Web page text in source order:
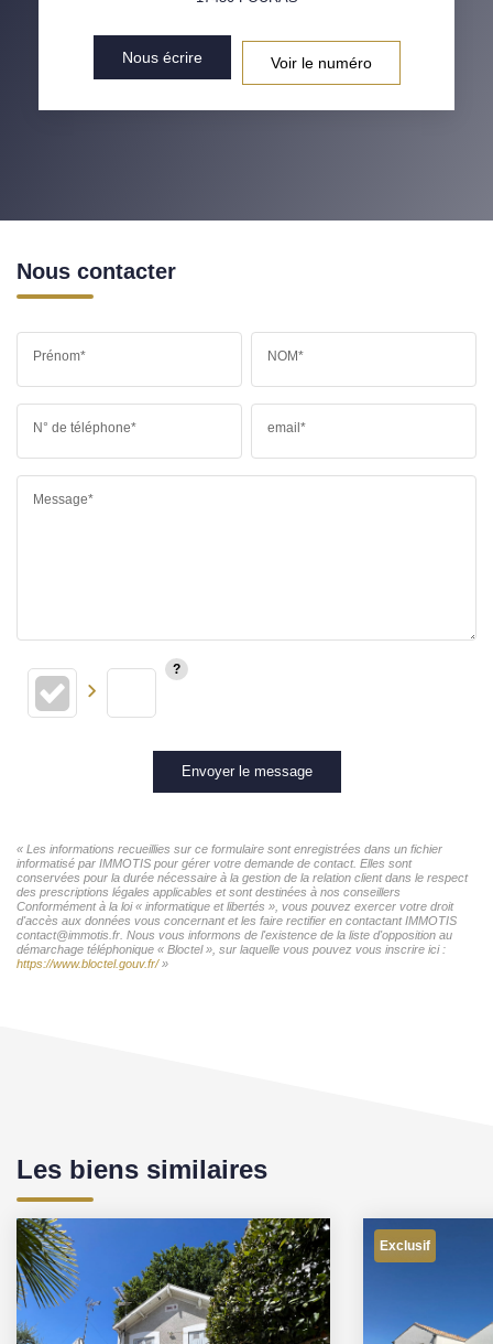
Nous écrire Voir le numéro
Nous contacter
Prénom* NOM*
N° de téléphone* email*
Message*
Envoyer le message
« Les informations recueillies sur ce formulaire sont enregistrées dans un fichier
informatisé par IMMOTIS pour gérer votre demande de contact. Elles sont
conservées pour la durée nécessaire à la gestion de la relation client dans le respect
des prescriptions légales applicables et sont destinées à nos conseillers
Conformément à la loi « informatique et libertés », vous pouvez exercer votre droit
d'accès aux données vous concernant et les faire rectifier en contactant IMMOTIS
contact@immotis.fr. Nous vous informons de l'existence de la liste d'opposition au
démarchage téléphonique « Bloctel », sur laquelle vous pouvez vous inscrire ici :
https://www.bloctel.gouv.fr/»
Les biens similaires
Exclusif